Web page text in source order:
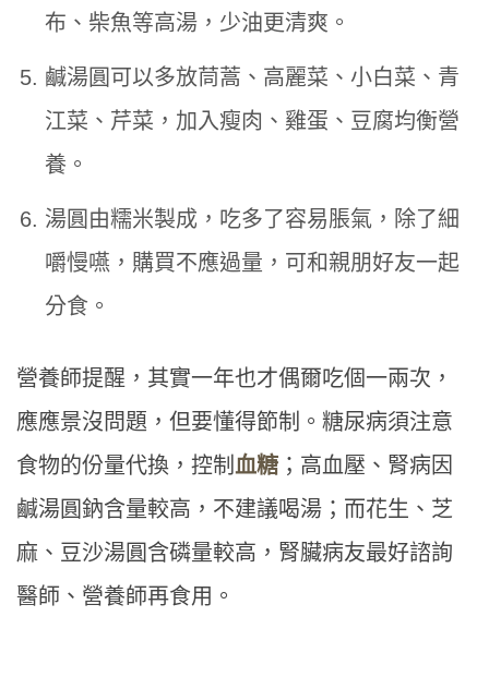
布、柴魚等高湯，少油更清爽。
鹹湯圓可以多放茼蒿、高麗菜、小白菜、青
江菜、芹菜，加入瘦肉、雞蛋、豆腐均衡營
養。
湯圓由糯米製成，吃多了容易脹氣，除了細
嚼慢嚥，購買不應過量，可和親朋好友一起
分食。
營養師提醒，其實一年也才偶爾吃個一兩次，
應應景沒問題，但要懂得節制。糖尿病須注意
食物的份量代換，控制 血糖 ；高血壓、腎病因
鹹湯圓鈉含量較高，不建議喝湯；而花生、芝
麻、豆沙湯圓含磷量較高，腎臟病友最好諮詢
醫師、營養師再食用。